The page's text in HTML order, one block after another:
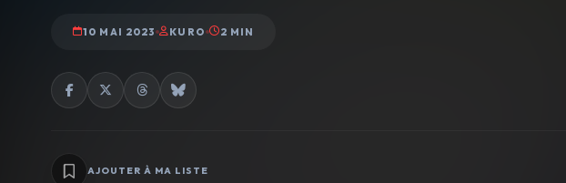
10 MAI 2023 KURO 2 MIN
AJOUTER À MA LISTE